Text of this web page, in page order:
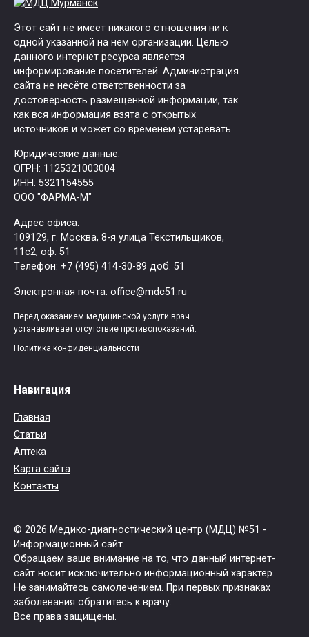
Этот сайт не имеет никакого отношения ни к
одной указанной на нем организации. Целью
данного интернет ресурса является
информирование посетителей. Администрация
сайта не несёте ответственности за
достоверность размещенной информации, так
как вся информация взята с открытых
источников и может со временем устаревать.
Юридические данные:
ОГРН: 1125321003004
ИНН: 5321154555
ООО "ФАРМА-М"
Адрес офиса:
109129, г. Москва, ​8-я улица Текстильщиков,
11с2, оф. 51
Tелефон: +7 (495) 414-30-89 доб. 51
Электронная почта: office@mdc51.ru
Перед оказанием медицинской услуги врач
устанавливает отсутствие противопоказаний.
Политика конфиденциальности
Навигация
Главная
Статьи
Аптека
Карта сайта
Контакты
© 2026 Медико-диагностический центр (МДЦ) №51 -
Информационный сайт.
Обращаем ваше внимание на то, что данный интернет-
сайт носит исключительно информационный характер.
Не занимайтесь самолечением. При первых признаках
заболевания обратитесь к врачу.
Все права защищены.